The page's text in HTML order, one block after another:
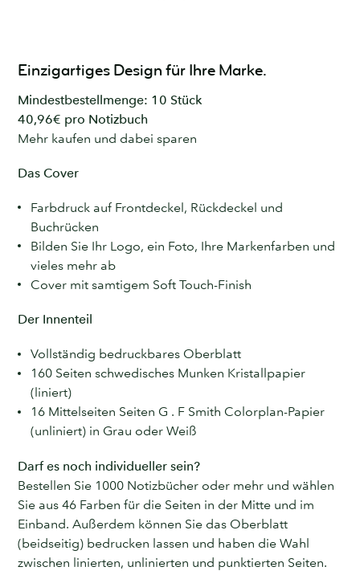
Einzigartiges Design für Ihre Marke.
Mindestbestellmenge: 10 Stück
40,96€ pro Notizbuch
Mehr kaufen und dabei sparen
Das Cover
Farbdruck auf Frontdeckel, Rückdeckel und
Buchrücken
Bilden Sie Ihr Logo, ein Foto, Ihre Markenfarben und
vieles mehr ab
Cover mit samtigem Soft Touch-Finish
Der Innenteil
Vollständig bedruckbares Oberblatt
160 Seiten schwedisches Munken Kristallpapier
(liniert)
16 Mittelseiten Seiten G . F Smith Colorplan-Papier
(unliniert) in Grau oder Weiß
Darf es noch individueller sein?
Bestellen Sie 1000 Notizbücher oder mehr und wählen
Sie aus 46 Farben für die Seiten in der Mitte und im
Einband. Außerdem können Sie das Oberblatt
(beidseitig) bedrucken lassen und haben die Wahl
zwischen linierten, unlinierten und punktierten Seiten.